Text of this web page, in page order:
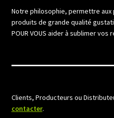
Notre philosophie, permettre
produits de grande qualité
POUR VOUS aider à sublimer vos
Clients, Producteurs ou
contacter.